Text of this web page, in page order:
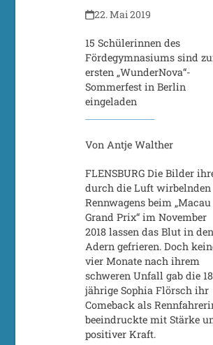
22. Mai 2019
15 Schülerinnen des
Fördegymnasiums sind
ersten „WunderNova“-
Sommerfest in Berlin
eingeladen
Von Antje Walther
FLENSBURG Die Bilder
durch die Luft wirbelnden
Rennwagens beim „Macau
Grand Prix“ im November
2018 lassen das Blut in den
Adern gefrieren. Doch
vier Monate nach ihrem
schweren Unfall gab die
jährige Sophia Flörsch ihr
Comeback als
beeindruckte mit Stärke
positiver Kraft.